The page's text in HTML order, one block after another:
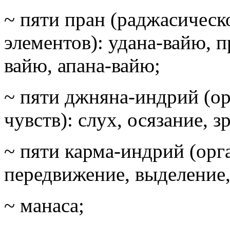
~ пяти пран
элементов): удана-вайю,
вайю, апана-вайю;
~ пяти джняна-индрий
чувств): слух, осязание,
~ пяти карма-индрий
передвижение,
~ манаса;